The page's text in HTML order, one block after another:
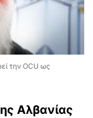
την OCU ως
Αλβανίας